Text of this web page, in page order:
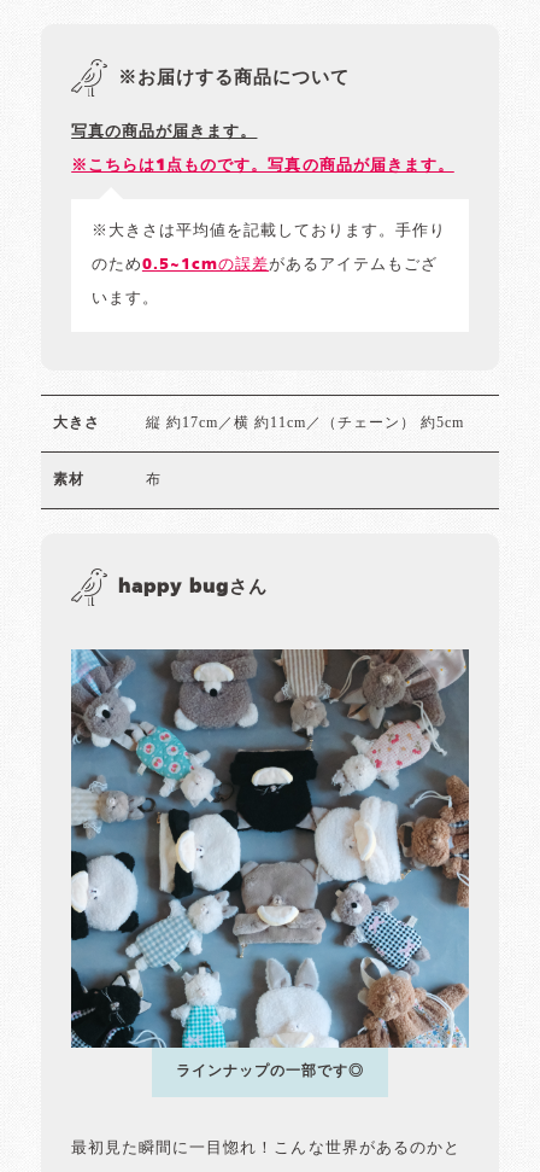
※お届けする商品について
写真の商品が届きます。
※こちらは1点ものです。写真の商品が届きます。
※大きさは平均値を記載しております。手作り
のため0.5~1cmの誤差があるアイテムもござ
います。
大きさ 縦 約17cm／横 約11cm／（チェーン） 約5cm
素材 布
happy bugさん
ラインナップの一部です◎
最初見た瞬間に一目惚れ！こんな世界があるのかと